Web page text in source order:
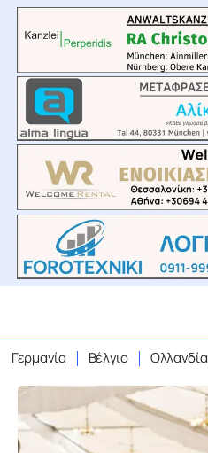
Γερμανία Βέλγιο Ολλανδία